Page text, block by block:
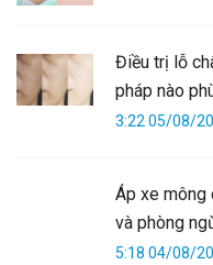
Điều trị lỗ
pháp nào
3:22 05/08/
Áp xe mông
và phòng
5:18 04/08/